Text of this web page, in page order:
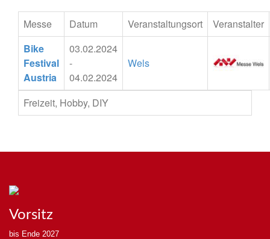
Messe Datum Veranstaltungsort
Veranstalter
Bike
Festival
Austria
03.02.2024
-
04.02.2024
Wels
Freizeit, Hobby, DIY
Vorsitz
bis Ende 2027